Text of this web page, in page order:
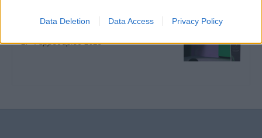
Data Deletion Data Access Privacy Policy
τη συνεργασία δημοσίου και
27 Φεβρουαρίου 2026